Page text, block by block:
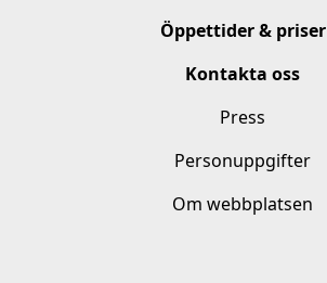
Öppettider & priser
Kontakta oss
Press
Personuppgifter
Om webbplatsen